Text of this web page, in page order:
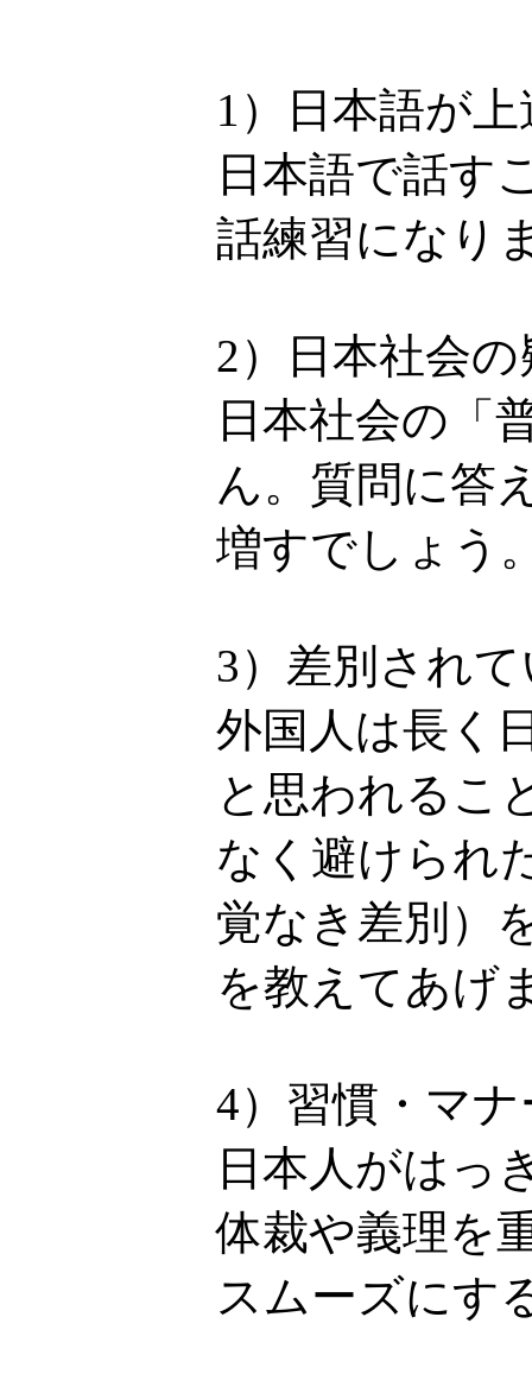
1）日本語が
日本語で話す
話練習になり
2）日本社会
日本社会の「
ん。質問に答
増すでしょう
3）差別され
外国人は長く
と思われるこ
なく避けられ
覚なき差別）
を教えてあげ
4）習慣・マ
日本人がはっ
体裁や義理を
スムーズにす